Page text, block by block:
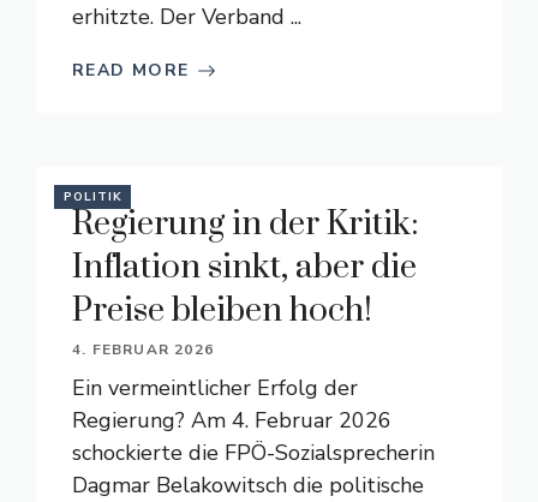
erhitzte. Der Verband ...
READ MORE
POLITIK
Regierung in der Kritik:
Inflation sinkt, aber die
Preise bleiben hoch!
4. FEBRUAR 2026
Ein vermeintlicher Erfolg der
Regierung? Am 4. Februar 2026
schockierte die FPÖ-Sozialsprecherin
Dagmar Belakowitsch die politische